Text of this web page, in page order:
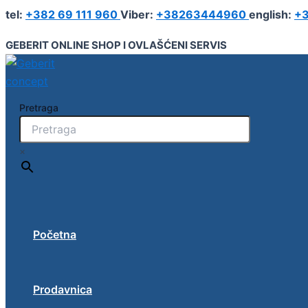
Pređi
sadržaj
tel: +382 69 111 960 Viber: +38263444960 english:
GEBERIT ONLINE SHOP I OVLAŠĆENI SERVIS
Pretraga
×
Početna
Prodavnica
pisoar
KeraTect
bela